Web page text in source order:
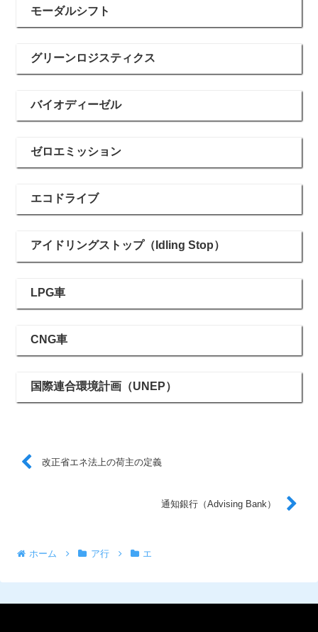
モーダルシフト
グリーンロジスティクス
バイオディーゼル
ゼロエミッション
エコドライブ
アイドリングストップ（Idling Stop）
LPG車
CNG車
国際連合環境計画（UNEP）
改正省エネ法上の荷主の定義
通知銀行（Advising Bank）
ホーム ア行 エ